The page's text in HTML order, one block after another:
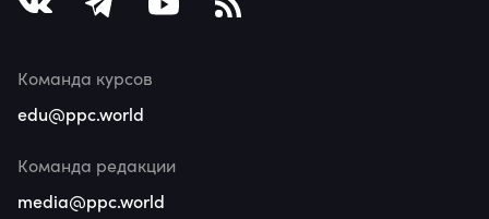
Команда курсов
edu@ppc.world
Команда редакции
media@ppc.world